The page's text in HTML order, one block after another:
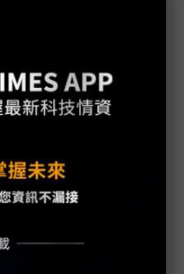
比的10% 日官房長
日本核電廠情況仍非
苦斷章取義？
污染